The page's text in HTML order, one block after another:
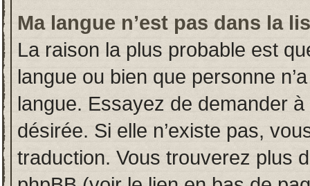
Ma langue n’est pas dans la
La raison la plus probable est
langue ou bien que personne
langue. Essayez de demander à
désirée. Si elle n’existe pas,
traduction. Vous trouverez plus